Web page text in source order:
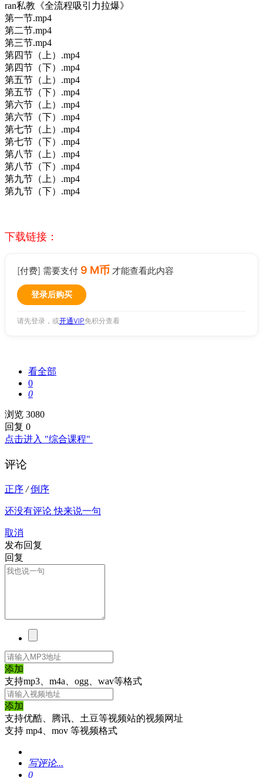
ran私教《全流程吸引力拉爆》
第一节.mp4
第二节.mp4
第三节.mp4
第四节（上）.mp4
第四节（下）.mp4
第五节（上）.mp4
第五节（下）.mp4
第六节（上）.mp4
第六节（下）.mp4
第七节（上）.mp4
第七节（下）.mp4
第八节（上）.mp4
第八节（下）.mp4
第九节（上）.mp4
第九节（下）.mp4
下载链接：
[付费] 需要支付 9 M币 才能查看此内容
登录后购买
请先登录，或开通VIP免积分查看
看全部
0
0
浏览 3080
回复 0
点击进入 "综合课程"
评论
正序 / 倒序
还没有评论 快来说一句
取消
发布回复
回复
添加
支持mp3、m4a、ogg、wav等格式
添加
支持优酷、腾讯、土豆等视频站的视频网址
支持 mp4、mov 等视频格式
写评论...
0